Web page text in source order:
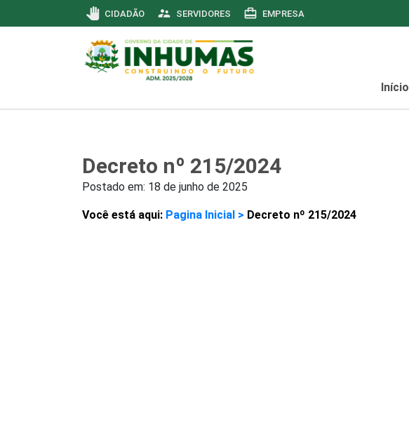
pan_tool CIDADÃO supervisor_account SERVIDORES card_travel EMPRESA
Início
Decreto nº 215/2024
Postado em: 18 de junho de 2025
Você está aqui: Pagina Inicial > Decreto nº 215/2024